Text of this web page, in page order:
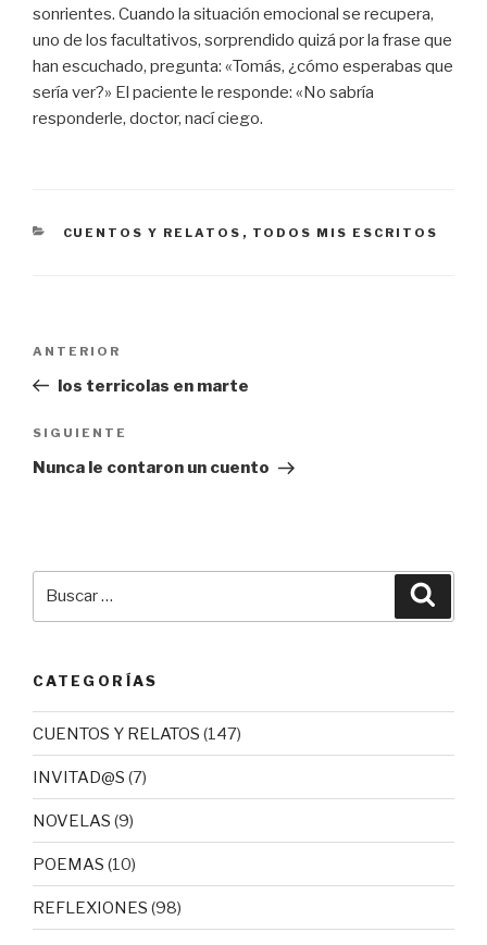
sonrientes. Cuando la situación emocional se recupera,
uno de los facultativos, sorprendido quizá por la frase que
han escuchado, pregunta: «Tomás, ¿cómo esperabas que
sería ver?» El paciente le responde: «No sabría
responderle, doctor, nací ciego.
CATEGORÍAS
CUENTOS Y RELATOS , TODOS MIS ESCRITOS
entradas
Entrada
anterior:
ANTERIOR
los terricolas en marte
Siguiente
entrada
SIGUIENTE
Nunca le contaron un cuento
CATEGORÍAS
CUENTOS Y RELATOS (147)
INVITAD@S (7)
NOVELAS (9)
POEMAS (10)
REFLEXIONES (98)